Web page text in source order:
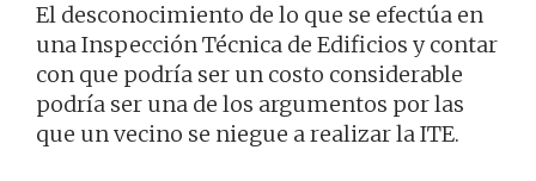
El desconocimiento de lo que se efectúa en
una Inspección Técnica de Edificios y contar
con que podría ser un costo considerable
podría ser una de los argumentos por las
que un vecino se niegue a realizar la ITE.